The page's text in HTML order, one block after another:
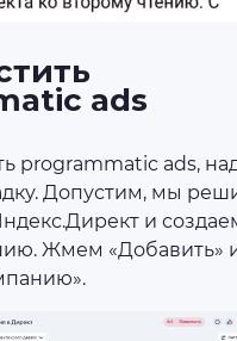
ads
programmatic ads,
Допустим, мы
и
Жмем «Добавить»